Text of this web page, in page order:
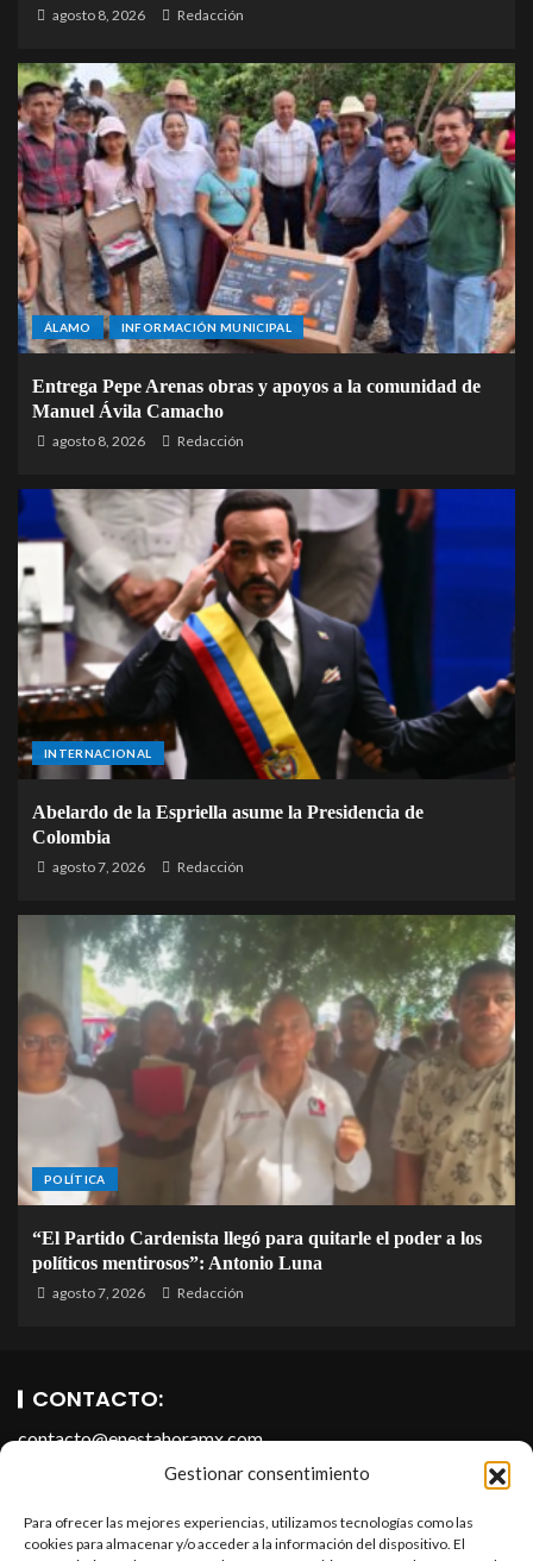
Gestionar consentimiento
Para ofrecer las mejores experiencias, utilizamos tecnologías como las
cookies para almacenar y/o acceder a la información del dispositivo. El
agosto 8, 2026 Redacción
ÁLAMO INFORMACIÓN MUNICIPAL
Entrega Pepe Arenas obras y apoyos a la comunidad de
Manuel Ávila Camacho
agosto 8, 2026 Redacción
INTERNACIONAL
Abelardo de la Espriella asume la Presidencia de
Colombia
agosto 7, 2026 Redacción
POLÍTICA
“El Partido Cardenista llegó para quitarle el poder a los
políticos mentirosos”: Antonio Luna
agosto 7, 2026 Redacción
CONTACTO:
contacto@enestahoramx.com